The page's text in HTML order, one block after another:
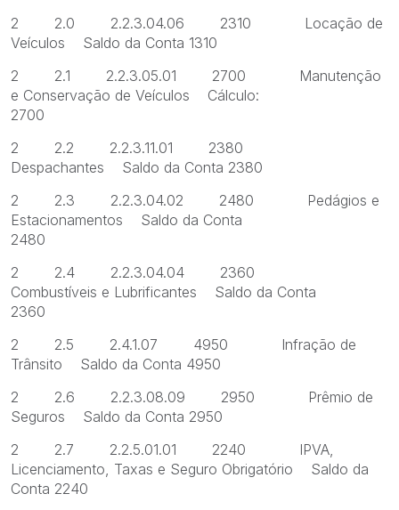
2 2.0 2.2.3.04.06 2310 Locação de
Veículos Saldo da Conta 1310
2 2.1 2.2.3.05.01 2700 Manutenção
e Conservação de Veículos Cálculo:
2700
2 2.2 2.2.3.11.01 2380
Despachantes Saldo da Conta 2380
2 2.3 2.2.3.04.02 2480 Pedágios e
Estacionamentos Saldo da Conta
2480
2 2.4 2.2.3.04.04 2360
Combustíveis e Lubrificantes Saldo da Conta
2360
2 2.5 2.4.1.07 4950 Infração de
Trânsito Saldo da Conta 4950
2 2.6 2.2.3.08.09 2950 Prêmio de
Seguros Saldo da Conta 2950
2 2.7 2.2.5.01.01 2240 IPVA,
Licenciamento, Taxas e Seguro Obrigatório Saldo da
Conta 2240